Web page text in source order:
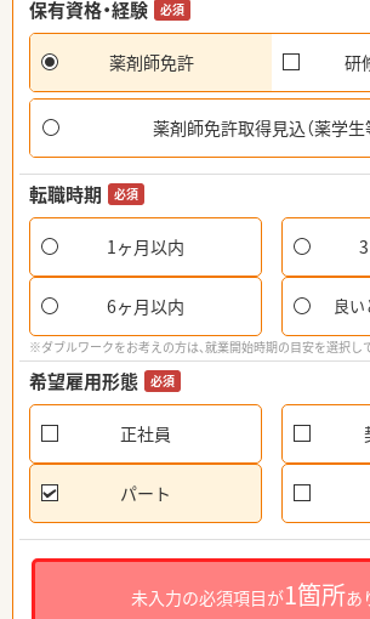
保有資格・経験
必須
薬剤師免許 研
薬剤師免許取得見込（薬学生
転職時期 必須
1ヶ月以内
6ヶ月以内 良
※ダブルワークをお考えの方は、就業開始時期の目安を選択し
希望雇用形態 必須
正社員
パート
未入力の必須項目が1箇所あ